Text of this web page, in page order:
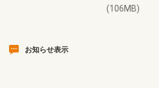
(106MB)
お知らせ表示